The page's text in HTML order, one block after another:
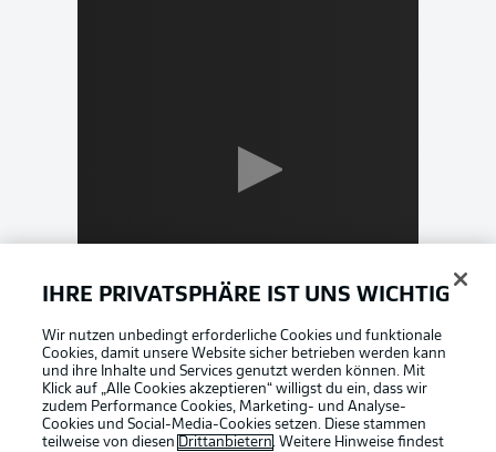
IHRE PRIVATSPHÄRE IST UNS WICHTIG
Wir nutzen unbedingt erforderliche Cookies und funktionale
Cookies, damit unsere Website sicher betrieben werden kann
und ihre Inhalte und Services genutzt werden können. Mit
Klick auf „Alle Cookies akzeptieren“ willigst du ein, dass wir
zudem Performance Cookies, Marketing- und Analyse-
Cookies und Social-Media-Cookies setzen. Diese stammen
teilweise von diesen Drittanbietern. Weitere Hinweise findest